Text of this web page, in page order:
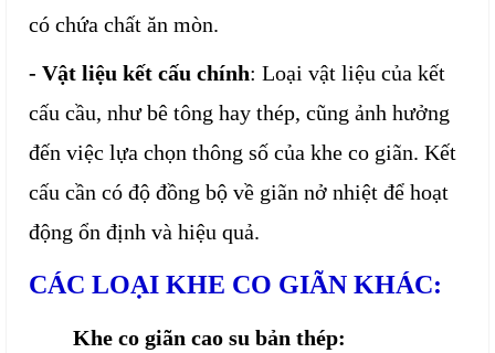
có chứa chất ăn mòn.
- Vật liệu kết cấu chính: Loại vật liệu của kết
cấu cầu, như bê tông hay thép, cũng ảnh hưởng
đến việc lựa chọn thông số của khe co giãn. Kết
cấu cần có độ đồng bộ về giãn nở nhiệt để hoạt
động ổn định và hiệu quả.
CÁC LOẠI KHE CO GIÃN KHÁC:
Khe co giãn cao su bản thép: